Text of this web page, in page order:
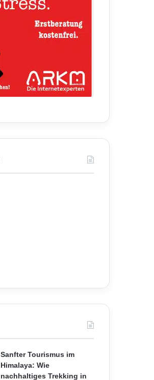
Sanfter Tourismus im
Himalaya: Wie
nachhaltiges Trekking in